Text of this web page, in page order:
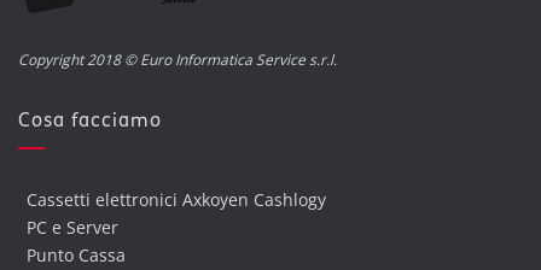
Copyright 2018 © Euro Informatica Service s.r.l.
Cosa facciamo
Cassetti elettronici Axkoyen Cashlogy
PC e Server
Punto Cassa